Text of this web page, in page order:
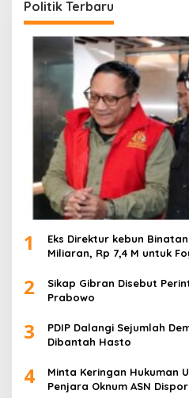
Politik Terbaru
1
Eks Direktur kebun
Miliaran, Rp 7,4 M untuk
2
Sikap Gibran Disebut
Prabowo
3
PDIP Dalangi Sejumlah
Dibantah Hasto
4
Minta Keringan Hukuman